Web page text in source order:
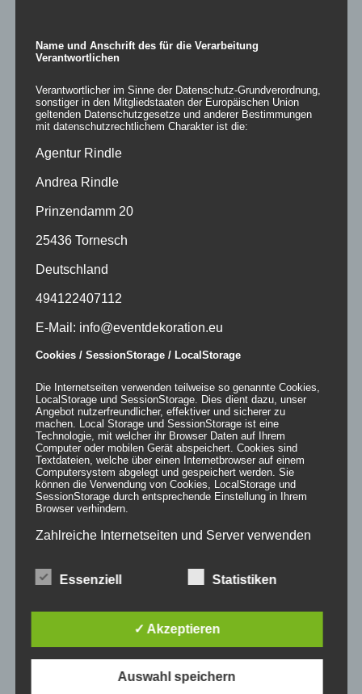
Veranstaltungstechnik
Produkt Branding
Produkt Einsatzbereich
ab 10m (43)
bis 5m (146)
bis 7m(144)
bis 10kg(63)
bis 1kg(18)
bis 25kg(139)
bis 5kg(75)
Produkt Mieten & Kaufen
Produkt Standort
Produkt Veranstaltungsschwerpunkt
Kontakt
Vertriebsagentur Rindle
Name und Anschrift des für die Verarbeitung
Verantwortlichen
Verantwortlicher im Sinne der Datenschutz-Grundverordnung,
sonstiger in den Mitgliedstaaten der Europäischen Union
geltenden Datenschutzgesetze und anderer Bestimmungen
mit datenschutzrechtlichem Charakter ist die:
Agentur Rindle
Andrea Rindle
Prinzendamm 20
25436 Tornesch
Deutschland
494122407112
E-Mail: info@eventdekoration.eu
Cookies / SessionStorage / LocalStorage
Die Internetseiten verwenden teilweise so genannte Cookies,
LocalStorage und SessionStorage. Dies dient dazu, unser
Angebot nutzerfreundlicher, effektiver und sicherer zu
machen. Local Storage und SessionStorage ist eine
Technologie, mit welcher ihr Browser Daten auf Ihrem
Computer oder mobilen Gerät abspeichert. Cookies sind
Textdateien, welche über einen Internetbrowser auf einem
Computersystem abgelegt und gespeichert werden. Sie
können die Verwendung von Cookies, LocalStorage und
SessionStorage durch entsprechende Einstellung in Ihrem
Browser verhindern.
Zahlreiche Internetseiten und Server verwenden
Cookie-ID. Eine Cookie-ID ist eine eindeutige
Kennung des Cookies. Sie besteht aus einer
Server dem konkreten Internetbrowser zugeordnet
werden können, in dem das Cookie gespeichert
wurde. Dies ermöglicht es den besuchten
Browser der betroffenen Person von anderen
Essenziell Statistiken
✓ Akzeptieren
Auswahl speichern